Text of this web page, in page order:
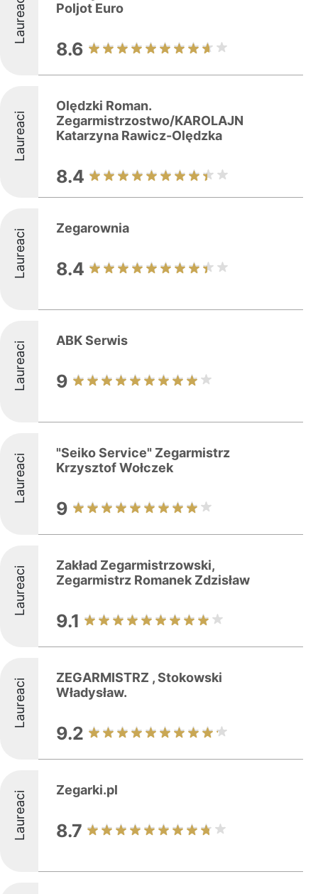
Laureaci
Poljot Euro
8.6
Laureaci
Olędzki Roman.
Zegarmistrzostwo/KAROLAJN
Katarzyna Rawicz-Olędzka
8.4
Laureaci Zegarownia
8.4
Laureaci ABK Serwis
9
Laureaci
"Seiko Service" Zegarmistrz
Krzysztof Wołczek
9
Laureaci
Zakład Zegarmistrzowski,
Zegarmistrz Romanek Zdzisław
9.1
Laureaci
ZEGARMISTRZ , Stokowski
Władysław.
9.2
Laureaci Zegarki.pl
8.7